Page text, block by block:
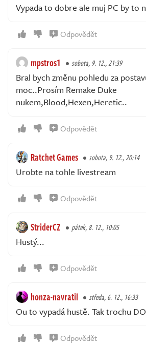
Vypada to dobre ale muj PC by to
Odpovědět
mpstros1 sobota, 9. 12., 21:39
Bral bych změnu pohledu za
moc..Prosím Remake Duke
nukem,Blood,Hexen,Heretic..
Odpovědět
Ratchet Games sobota, 9. 12., 20:14
Urobte na tohle livestream
Odpovědět
StriderCZ pátek, 8. 12., 10:05
Hustý...
Odpovědět
honza-navratil středa, 6. 12., 16:33
Ou to vypadá hustě. Tak trochu
Odpovědět